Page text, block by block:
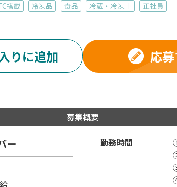
搭載 冷凍品 食品 冷蔵・冷凍車 正社員
りに追加 応
募集概要
ー 勤務時間